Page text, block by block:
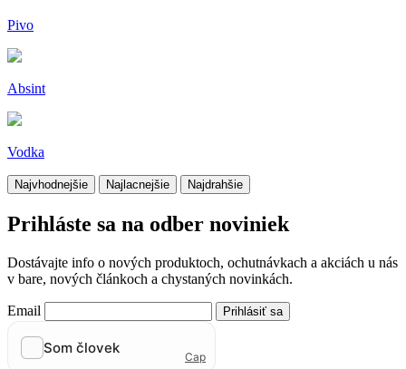
Pivo
Absint
Vodka
Najvhodnejšie Najlacnejšie Najdrahšie
Prihláste sa na odber noviniek
Dostávajte info o nových produktoch, ochutnávkach a akciách u nás
v bare, nových článkoch a chystaných novinkách.
Email Prihlásiť sa